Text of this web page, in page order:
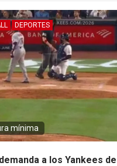
DEPORTES
mínima
a los Yankees